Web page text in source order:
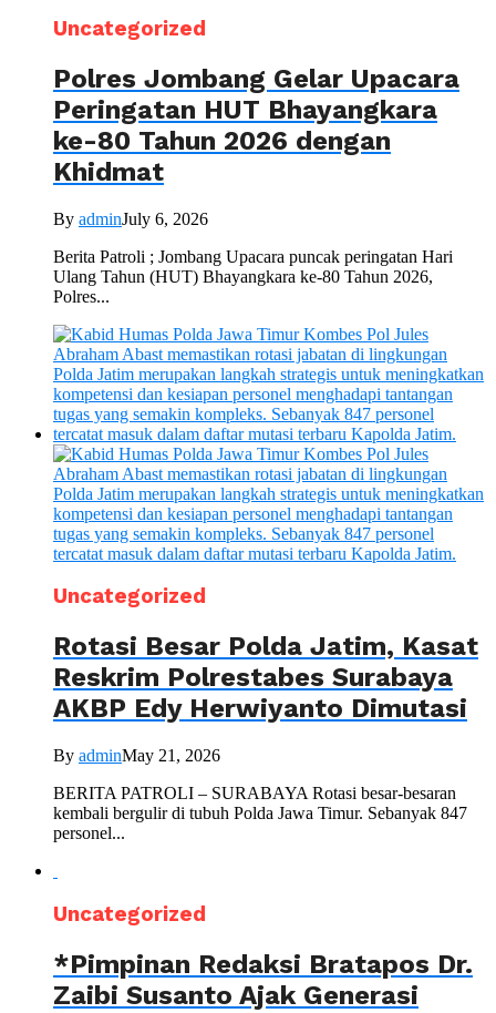
Uncategorized
Polres Jombang Gelar Upacara
Peringatan HUT Bhayangkara
ke-80 Tahun 2026 dengan
Khidmat
By adminJuly 6, 2026
Berita Patroli ; Jombang Upacara puncak peringatan Hari
Ulang Tahun (HUT) Bhayangkara ke-80 Tahun 2026,
Polres...
Uncategorized
Rotasi Besar Polda Jatim, Kasat
Reskrim Polrestabes Surabaya
AKBP Edy Herwiyanto Dimutasi
By adminMay 21, 2026
BERITA PATROLI – SURABAYA Rotasi besar-besaran
kembali bergulir di tubuh Polda Jawa Timur. Sebanyak 847
personel...
Uncategorized
*Pimpinan Redaksi Bratapos Dr.
Zaibi Susanto Ajak Generasi